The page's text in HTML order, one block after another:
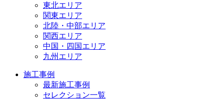
東北エリア
関東エリア
北陸・中部エリア
関西エリア
中国・四国エリア
九州エリア
施工事例
最新施工事例
セレクション一覧